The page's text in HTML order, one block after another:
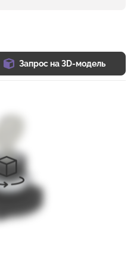
Запрос на 3D-модель